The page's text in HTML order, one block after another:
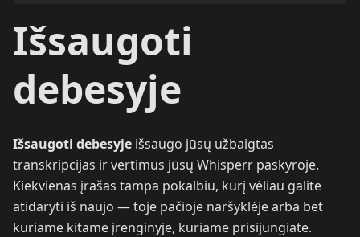
Išsaugoti
debesyje
Išsaugoti debesyje išsaugo jūsų užbaigtas
transkripcijas ir vertimus jūsų Whisperr paskyroje.
Kiekvienas įrašas tampa pokalbiu, kurį vėliau galite
atidaryti iš naujo — toje pačioje naršyklėje arba bet
kuriame kitame įrenginyje, kuriame prisijungiate.